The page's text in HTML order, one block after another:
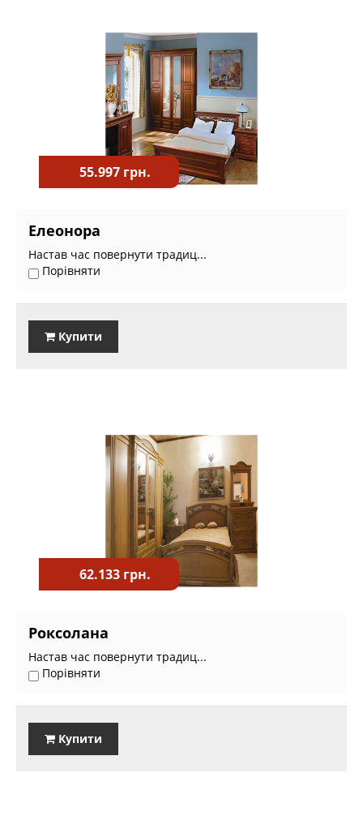
55.997 грн.
Елеонора
Настав час повернути традиц...
Порівняти
Купити
62.133 грн.
Роксолана
Настав час повернути традиц...
Порівняти
Купити